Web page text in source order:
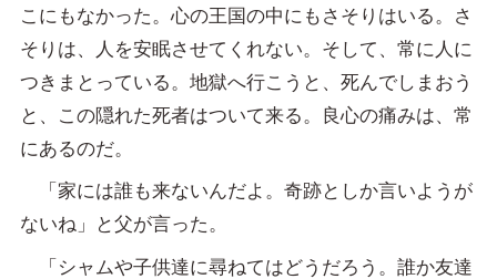
こにもなかった。心の王国の中にもさそりはいる。さ
そりは、人を安眠させてくれない。そして、常に人に
つきまとっている。地獄へ行こうと、死んでしまおう
と、この隠れた死者はついて来る。良心の痛みは、常
にあるのだ。
「家には誰も来ないんだよ。奇跡としか言いようが
ないね」と父が言った。
「シャムや子供達に尋ねてはどうだろう。誰か友達